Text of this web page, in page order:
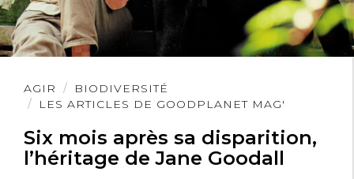
AGIR
BIODIVERSITÉ
LES ARTICLES DE GOODPLANET MAG'
Six mois après sa disparition,
l’héritage de Jane Goodall
Lire
l'article